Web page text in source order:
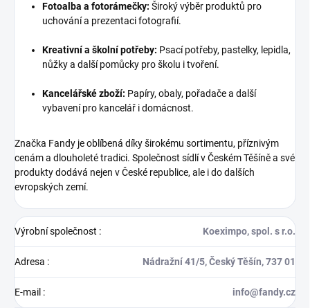
Fotoalba a fotorámečky: Široký výběr produktů pro
uchování a prezentaci fotografií.
Kreativní a školní potřeby: Psací potřeby, pastelky, lepidla,
nůžky a další pomůcky pro školu i tvoření.
Kancelářské zboží: Papíry, obaly, pořadače a další
vybavení pro kancelář i domácnost.
Značka Fandy je oblíbená díky širokému sortimentu, příznivým
cenám a dlouholeté tradici. Společnost sídlí v Českém Těšíně a své
produkty dodává nejen v České republice, ale i do dalších
evropských zemí.
Výrobní společnost : Koeximpo, spol. s r.o.
Adresa : Nádražní 41/5, Český Těšín, 737 01
E-mail : info@fandy.cz